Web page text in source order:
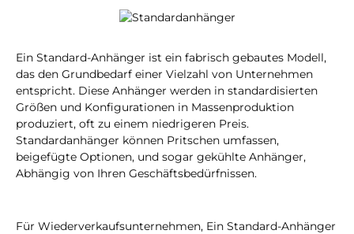
Ein Standard-Anhänger ist ein fabrisch gebautes Modell,
das den Grundbedarf einer Vielzahl von Unternehmen
entspricht. Diese Anhänger werden in standardisierten
Größen und Konfigurationen in Massenproduktion
produziert, oft zu einem niedrigeren Preis.
Standardanhänger können Pritschen umfassen,
beigefügte Optionen, und sogar gekühlte Anhänger,
Abhängig von Ihren Geschäftsbedürfnissen.
Für Wiederverkaufsunternehmen, Ein Standard-Anhänger